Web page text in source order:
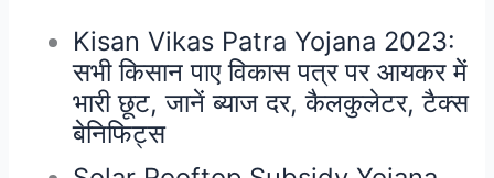
Kisan Vikas Patra Yojana 2023:
सभी किसान पाए विकास पत्र पर आयकर में
भारी छूट, जानें ब्याज दर, कैलकुलेटर, टैक्स
बेनिफिट्स